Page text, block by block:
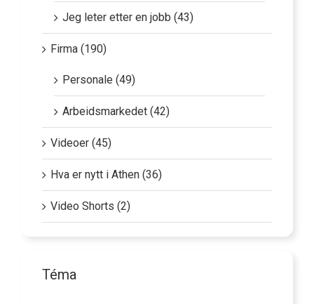
Jeg leter etter en jobb (43)
Firma (190)
Personale (49)
Arbeidsmarkedet (42)
Videoer (45)
Hva er nytt i Athen (36)
Video Shorts (2)
Téma